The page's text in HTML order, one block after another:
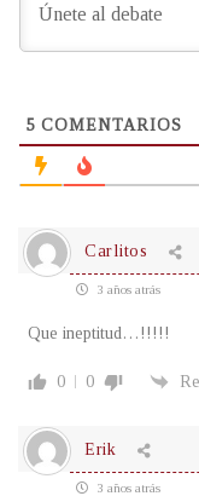
5 COMENTARIOS
Carlitos
3 años atrás
Que ineptitud…!!!!!
0 0
Erik
3 años atrás